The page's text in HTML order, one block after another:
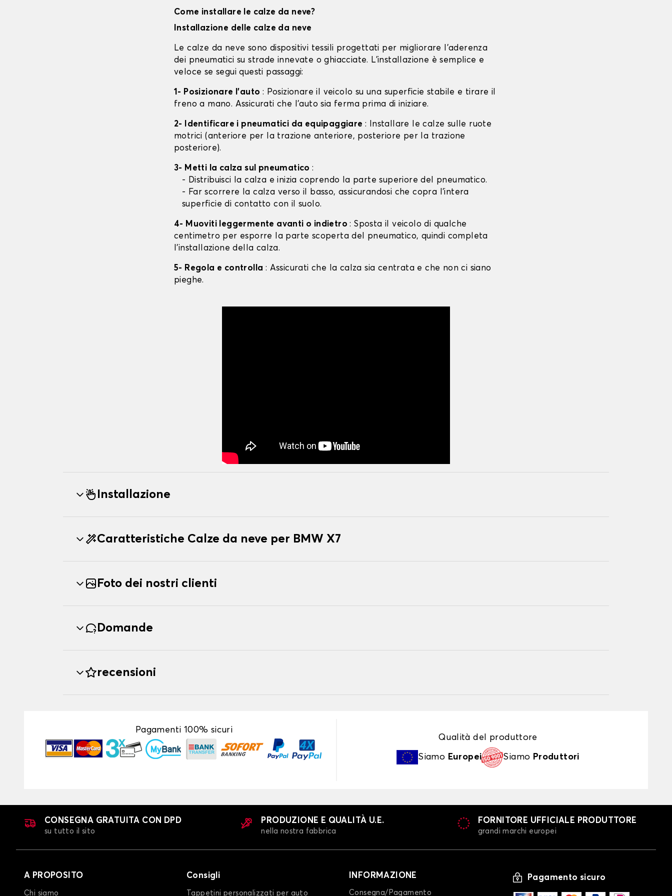
Come installare le calze da neve?
Installazione delle calze da neve
Le calze da neve sono dispositivi tessili progettati per migliorare l'aderenza
dei pneumatici su strade innevate o ghiacciate. L'installazione è semplice e
veloce se segui questi passaggi:
1- Posizionare l'auto : Posizionare il veicolo su una superficie stabile e tirare il
freno a mano. Assicurati che l'auto sia ferma prima di iniziare.
2- Identificare i pneumatici da equipaggiare : Installare le calze sulle ruote
motrici (anteriore per la trazione anteriore, posteriore per la trazione
posteriore).
3- Metti la calza sul pneumatico:
- Distribuisci la calza e inizia coprendo la parte superiore del pneumatico.
- Far scorrere la calza verso il basso, assicurandosi che copra l'intera
superficie di contatto con il suolo.
4- Muoviti leggermente avanti o indietro: Sposta il veicolo di qualche
centimetro per esporre la parte scoperta del pneumatico, quindi completa
l'installazione della calza.
5- Regola e controlla : Assicurati che la calza sia centrata e che non ci siano
pieghe.
Installazione
Caratteristiche Calze da neve per BMW X7
Foto dei nostri clienti
Domande
recensioni
Pagamenti 100% sicuri
Qualità del produttore
Siamo Europei Siamo Produttori
CONSEGNA GRATUITA CON DPD
su tutto il sito
PRODUZIONE E QUALITÀ U.E.
nella nostra fabbrica
FORNITORE UFFICIALE PRODUTTORE
grandi marchi europei
A PROPOSITO
Chi siamo
Consigli
Tappetini personalizzati per auto
INFORMAZIONE
Consegna/Pagamento
Pagamento sicuro